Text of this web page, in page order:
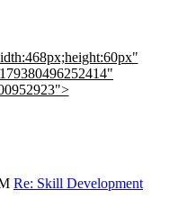
Re: Skill Development